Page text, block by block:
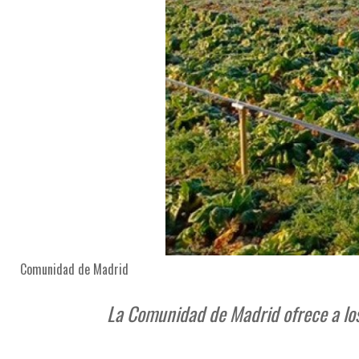
Comunidad de Madrid
La Comunidad de Madrid ofrece a